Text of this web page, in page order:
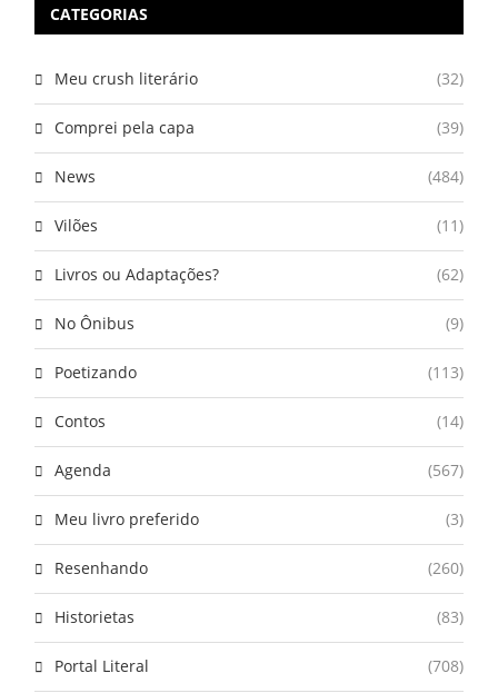
CATEGORIAS
Meu crush literário (32)
Comprei pela capa (39)
News (484)
Vilões (11)
Livros ou Adaptações? (62)
No Ônibus (9)
Poetizando (113)
Contos (14)
Agenda (567)
Meu livro preferido (3)
Resenhando (260)
Historietas (83)
Portal Literal (708)